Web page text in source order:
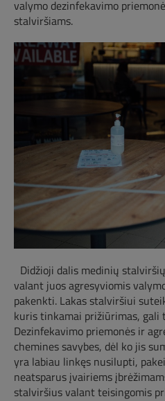
valymo dezinfekavimo
stalviršiams.
Didžioji dalis medinių
valant juos agresyviomis
pakenkti. Lakas stalviršiui
kuris tinkamai prižiūrimas,
Dezinfekavimo priemonės ir
chemines savybes, dėl ko jis
yra labiau linkęs nusilupti,
neatsparus įvairiems
stalviršius valant teisingomis